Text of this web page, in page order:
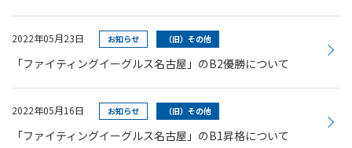
2022年05月23日 お知らせ （旧）その他
「ファイティングイーグルス名古屋」のB2優勝について
2022年05月16日 お知らせ （旧）その他
「ファイティングイーグルス名古屋」のB1昇格について